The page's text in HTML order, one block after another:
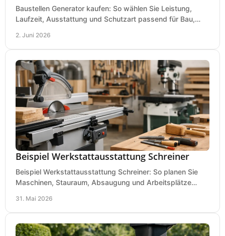
Baustellen Generator kaufen: So wählen Sie Leistung,
Laufzeit, Ausstattung und Schutzart passend für Bau,
2. Juni 2026
Beispiel Werkstattausstattung Schreiner
Beispiel Werkstattausstattung Schreiner: So planen Sie
Maschinen, Stauraum, Absaugung und Arbeitsplätze
31. Mai 2026